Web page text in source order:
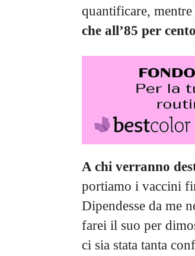
quantificare,
che all’85 per
A chi verranno
portiamo i vaccini
Dipendesse da me
farei il suo per
ci sia stata tanta